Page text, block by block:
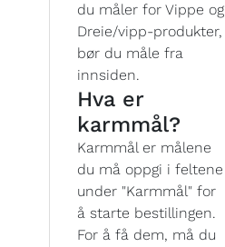
du måler for Vippe og
Dreie/vipp-produkter,
bør du måle fra
innsiden.
Hva er
karmmål?
Karmmål er målene
du må oppgi i feltene
under "Karmmål" for
å starte bestillingen.
For å få dem, må du